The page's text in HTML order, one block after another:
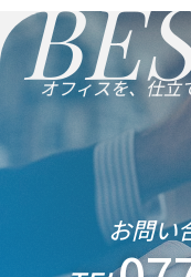
オフィスを、仕立
お問い